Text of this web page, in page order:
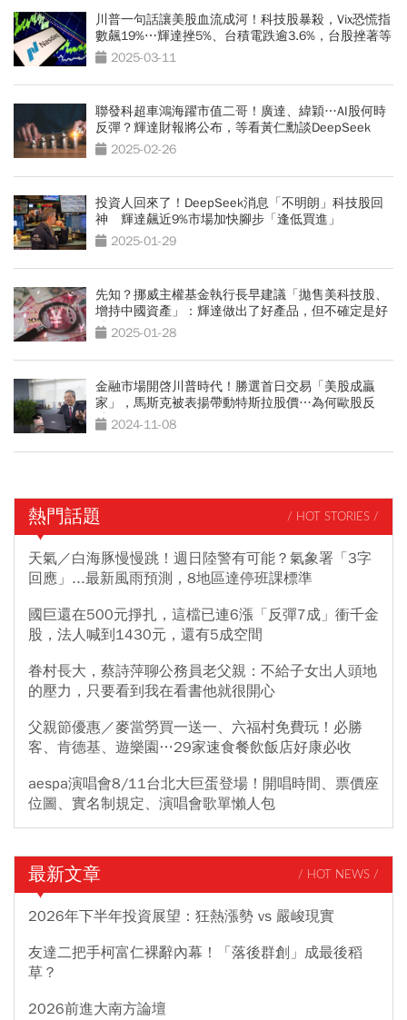
川普一句話讓美股血流成河！科技股暴殺，Vix恐慌指
數飆19%⋯輝達挫5%、台積電跌逾3.6%，台股挫著等
2025-03-11
聯發科超車鴻海躍市值二哥！廣達、緯穎…AI股何時
反彈？輝達財報將公布，等看黃仁勳談DeepSeek
2025-02-26
投資人回來了！DeepSeek消息「不明朗」科技股回
神 輝達飆近9%市場加快腳步「逢低買進」
2025-01-29
先知？挪威主權基金執行長早建議「拋售美科技股、
增持中國資產」：輝達做出了好產品，但不確定是好
股票2025-01-28
金融市場開啓川普時代！勝選首日交易「美股成贏
家」，馬斯克被表揚帶動特斯拉股價…為何歐股反
跌？2024-11-08
熱門話題 / HOT STORIES /
天氣／白海豚慢慢跳！週日陸警有可能？氣象署「3字
回應」...最新風雨預測，8地區達停班課標準
國巨還在500元掙扎，這檔已連6漲「反彈7成」衝千金
股，法人喊到1430元，還有5成空間
眷村長大，蔡詩萍聊公務員老父親：不給子女出人頭地
的壓力，只要看到我在看書他就很開心
父親節優惠／麥當勞買一送一、六福村免費玩！必勝
客、肯德基、遊樂園…29家速食餐飲飯店好康必收
aespa演唱會8/11台北大巨蛋登場！開唱時間、票價座
位圖、實名制規定、演唱會歌單懶人包
最新文章 / HOT NEWS /
2026年下半年投資展望：狂熱漲勢 vs 嚴峻現實
友達二把手柯富仁裸辭內幕！「落後群創」成最後稻
草？
2026前進大南方論壇